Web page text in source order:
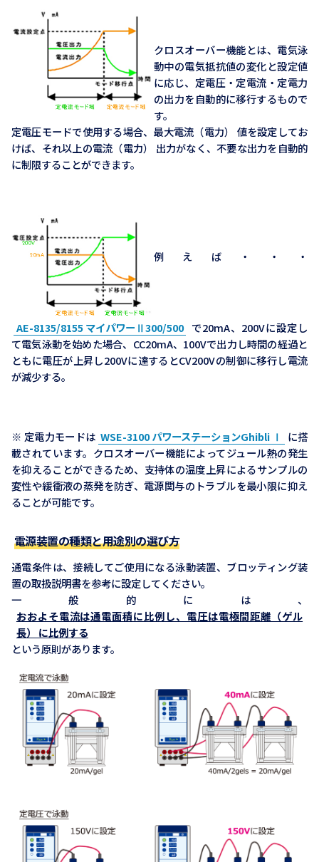
クロスオーバー機能とは、電気泳
動中の電気抵抗値の変化と設定値
に応じ、定電圧・定電流・定電力
の出力を自動的に移行するもので
す。
定電圧モードで使用する場合、最大電流（電力） 値を設定してお
けば、それ以上の電流（電力） 出力がなく、不要な出力を自動的
に制限することができます。
例えば・・・
AE-8135/8155 マイパワーⅡ300/500 で20mA、200Vに設定し
て電気泳動を始めた場合、CC20mA、100Vで出力し時間の経過と
ともに電圧が上昇し200Vに達するとCV200Vの制御に移行し電流
が減少する。
※ 定電力モードは WSE-3100 パワーステーションGhibli Ⅰ
に搭
載されています。クロスオーバー機能によってジュール熱の発生
を抑えることができるため、支持体の温度上昇によるサンプルの
変性や緩衝液の蒸発を防ぎ、電源関与のトラブルを最小限に抑え
ることが可能です。
電源装置の種類と用途別の選び方
通電条件は、接続してご使用になる泳動装置、ブロッティング装
置の取扱説明書を参考に設定してください。
一般的には、
おおよそ電流は通電面積に比例し、電圧は電極間距離（ゲル
長） に比例する
という原則があります。